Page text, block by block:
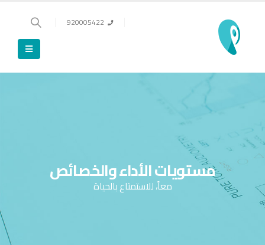
920005422
مستويات الأداء والخصائص
معاً، للاستمتاع بالحياة